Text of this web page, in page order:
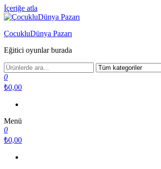
İçeriğe atla
ÇocukluDünya Pazarı
Eğitici oyunlar burada
0
₺0,00
Menü
0
₺0,00